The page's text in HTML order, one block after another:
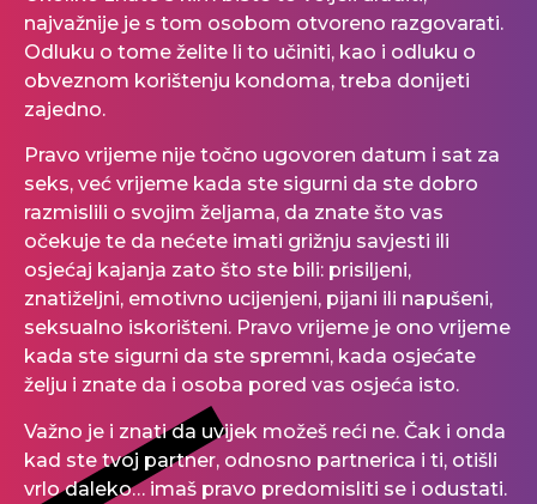
najvažnije je s tom osobom otvoreno razgovarati.
Odluku o tome želite li to učiniti, kao i odluku o
obveznom korištenju kondoma, treba donijeti
zajedno.
Pravo vrijeme nije točno ugovoren datum i sat za
seks, već vrijeme kada ste sigurni da ste dobro
razmislili o svojim željama, da znate što vas
očekuje te da nećete imati grižnju savjesti ili
osjećaj kajanja zato što ste bili: prisiljeni,
znatiželjni, emotivno ucijenjeni, pijani ili napušeni,
seksualno iskorišteni. Pravo vrijeme je ono vrijeme
kada ste sigurni da ste spremni, kada osjećate
želju i znate da i osoba pored vas osjeća isto.
Važno je i znati da uvijek možeš reći ne. Čak i onda
kad ste tvoj partner, odnosno partnerica i ti, otišli
vrlo daleko… imaš pravo predomisliti se i odustati.